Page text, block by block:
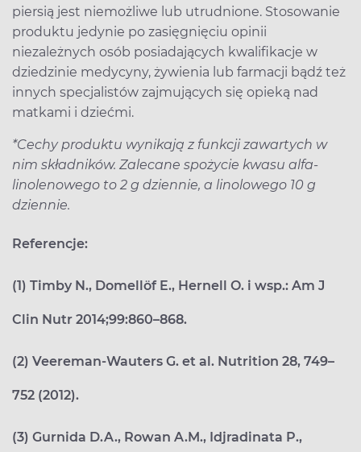
piersią jest niemożliwe lub utrudnione. Stosowanie
produktu jedynie po zasięgnięciu opinii
niezależnych osób posiadających kwalifikacje w
dziedzinie medycyny, żywienia lub farmacji bądź też
innych specjalistów zajmujących się opieką nad
matkami i dziećmi.
*Cechy produktu wynikają z funkcji zawartych w
nim składników. Zalecane spożycie kwasu alfa-
linolenowego to 2 g dziennie, a linolowego 10 g
dziennie.
Referencje:
(1) Timby N., Domellöf E., Hernell O. i wsp.: Am J
Clin Nutr 2014;99:860–868.
(2) Veereman-Wauters G. et al. Nutrition 28, 749–
752 (2012).
(3) Gurnida D.A., Rowan A.M., Idjradinata P.,